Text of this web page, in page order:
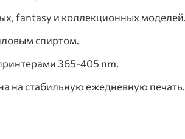
fantasy и коллекционных моделей.
спиртом.
365-405 nm.
на стабильную ежедневную печать.